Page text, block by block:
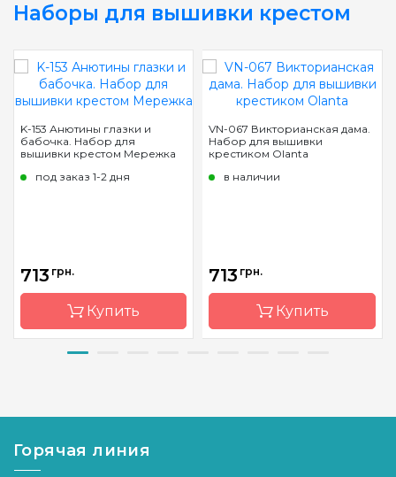
Наборы для вышивки крестом
K-153 Анютины глазки и
бабочка. Набор для
вышивки крестом Мережка
под заказ 1-2 дня
713 грн.
Купить
Страна-
Польша
Размер
16x17 см
VN-067 Викторианская дама.
Набор для вышивки
крестиком Olanta
в наличии
713 грн.
Купить
Страна-
Украина
Горячая линия